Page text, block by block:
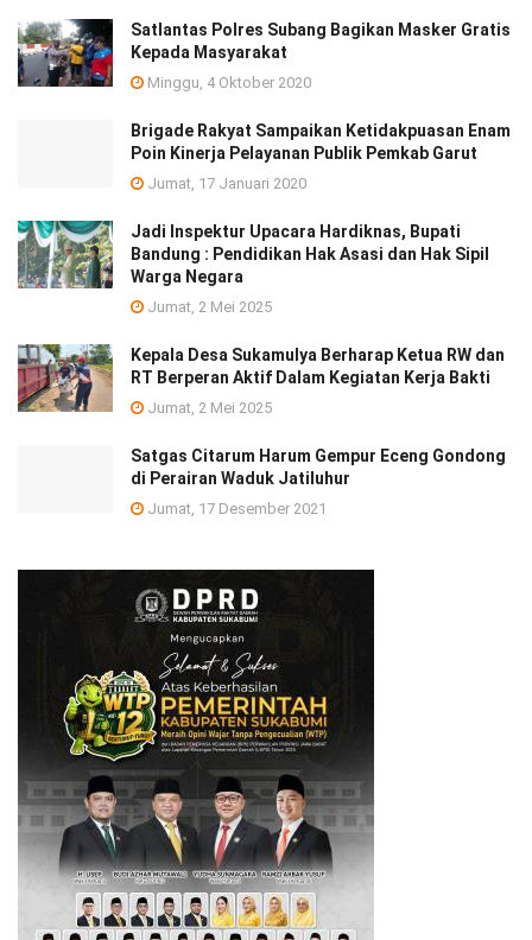
Satlantas Polres Subang Bagikan Masker Gratis
Kepada Masyarakat
Minggu, 4 Oktober 2020
Brigade Rakyat Sampaikan Ketidakpuasan Enam
Poin Kinerja Pelayanan Publik Pemkab Garut
Jumat, 17 Januari 2020
Jadi Inspektur Upacara Hardiknas, Bupati
Bandung : Pendidikan Hak Asasi dan Hak Sipil
Warga Negara
Jumat, 2 Mei 2025
Kepala Desa Sukamulya Berharap Ketua RW dan
RT Berperan Aktif Dalam Kegiatan Kerja Bakti
Jumat, 2 Mei 2025
Satgas Citarum Harum Gempur Eceng Gondong
di Perairan Waduk Jatiluhur
Jumat, 17 Desember 2021